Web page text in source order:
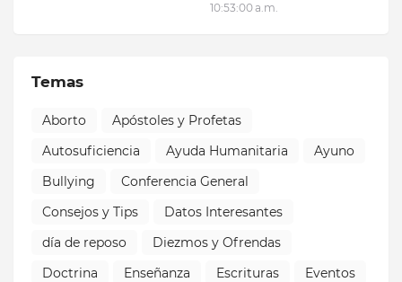
10:53:00 a.m.
Temas
Aborto
Apóstoles y Profetas
Autosuficiencia
Ayuda Humanitaria
Ayuno
Bullying
Conferencia General
Consejos y Tips
Datos Interesantes
día de reposo
Diezmos y Ofrendas
Doctrina
Enseñanza Escrituras
Eventos